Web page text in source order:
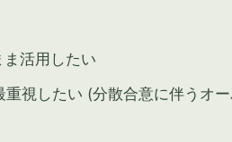
活用したい
視したい (分散合意に伴うオ